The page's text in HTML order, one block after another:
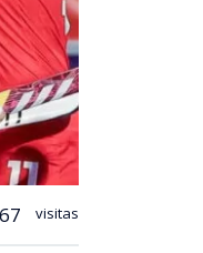
67 visitas